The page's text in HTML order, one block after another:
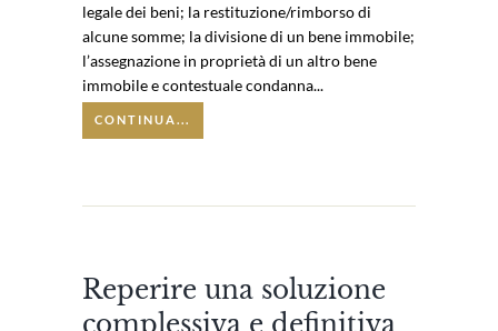
legale dei beni; la restituzione/rimborso di
alcune somme; la divisione di un bene immobile;
l’assegnazione in proprietà di un altro bene
immobile e contestuale condanna...
CONTINUA...
Reperire una soluzione
complessiva e definitiva